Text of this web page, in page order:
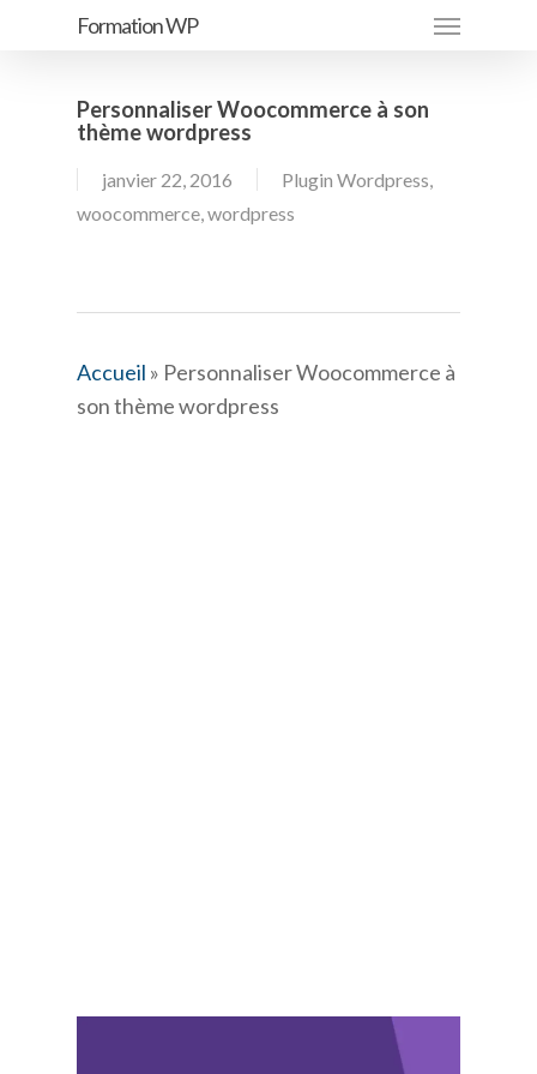
principal
Formation WP Menu
Personnaliser Woocommerce à son
thème wordpress
janvier 22, 2016 Plugin Wordpress,
woocommerce,wordpress
Accueil » Personnaliser Woocommerce à
son thème wordpress